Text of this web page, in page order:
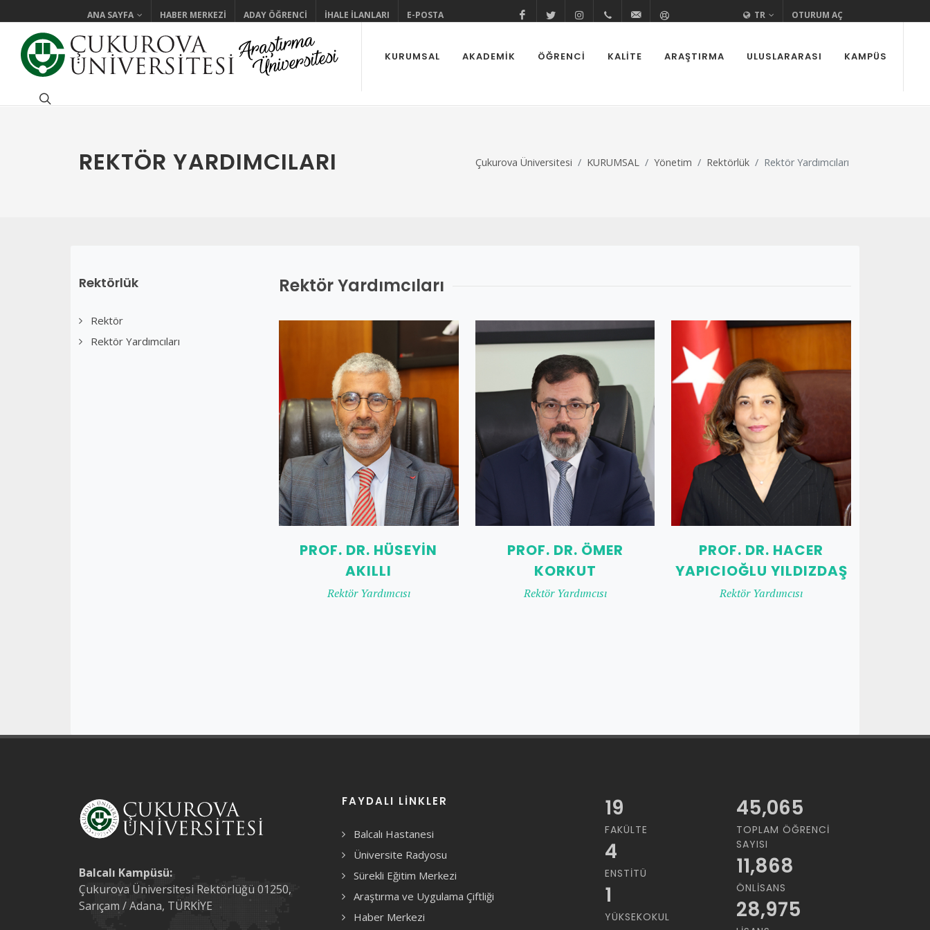
ANA SAYFA HABER MERKEZI ADAY ÖĞRENCI İHALE İLANLARI E-POSTA @cuhabermerkezi
@cukurovaedutr
@cukurovaedutr
+90 (322) 338 60 84
bilgi@cu.edu.tr TR OTURUM AÇ
KURUMSAL AKADEMİK ÖĞRENCİ KALITE ARAŞTIRMA ULUSLARARASI KAMPÜS
REKTÖR YARDIMCILARI Çukurova Üniversitesi KURUMSAL Yönetim Rektörlük Rektör Yardımcıları
Rektör Yardımcıları
PROF. DR. HÜSEYIN
AKILLI
Rektör Yardımcısı
PROF. DR. ÖMER
KORKUT
Rektör Yardımcısı
PROF. DR. HACER
YAPICIOĞLU YILDIZDAŞ
Rektör Yardımcısı
Rektörlük
Rektör
Rektör Yardımcıları
Balcalı Kampüsü:
Çukurova Üniversitesi Rektörlüğü 01250,
Sarıçam / Adana, TÜRKİYE
FAYDALI LINKLER
Balcalı Hastanesi
Üniversite Radyosu
Sürekli Eğitim Merkezi
Araştırma ve Uygulama Çiftliği
Haber Merkezi
19
FAKÜLTE
4
ENSTITÜ
1
YÜKSEKOKUL
45,065
TOPLAM ÖĞRENCI
SAYISI
11,868
ÖNLISANS
28,975